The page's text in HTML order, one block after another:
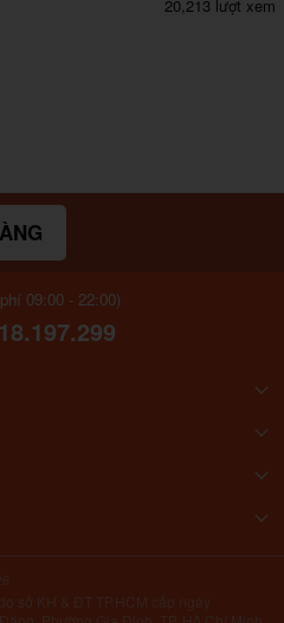
20,213 lượt xem
09:00 - 22:00)